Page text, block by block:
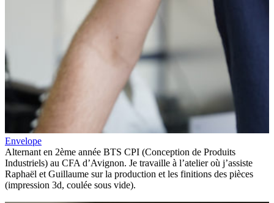
Envelope
Alternant en 2ème année BTS CPI (Conception de Produits
Industriels) au CFA d’Avignon. Je travaille à l’atelier où j’assiste
Raphaël et Guillaume sur la production et les finitions des pièces
(impression 3d, coulée sous vide).